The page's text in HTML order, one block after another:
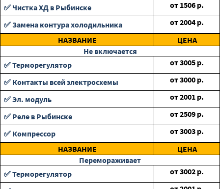
✅ Чистка ХД в Рыбинске от 1506 р.
✅ Замена контура холодильника
от2004 р.
НАЗВАНИЕ
ЦЕНА
Не включается
✅ Терморегулятор
от3005 р.
✅ Контакты всей электросхемы
от3000 р.
✅ Эл. модуль
от2001 р.
✅ Реле в Рыбинске
от2509 р.
✅ Компрессор
от3003 р.
НАЗВАНИЕ
ЦЕНА
Перемораживает
✅ Терморегулятор
от3002 р.